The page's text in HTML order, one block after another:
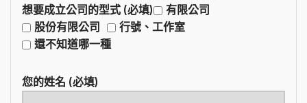
想要成立公司的型式 (必填)
有限公司
股份有限公司
行號、工作室
還不知道哪一種
您的姓名 (必填)